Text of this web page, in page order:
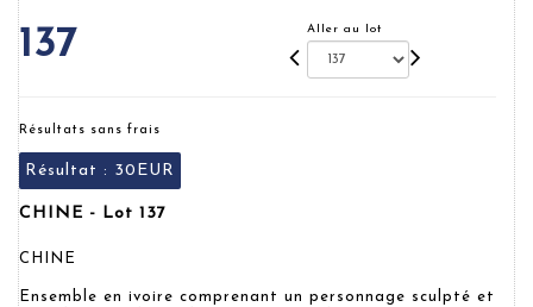
137 Aller au lot
Résultats sans frais
Résultat : 30EUR
CHINE - Lot 137
CHINE
Ensemble en ivoire comprenant un personnage sculpté et